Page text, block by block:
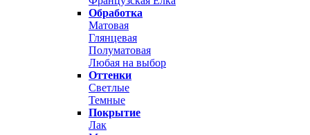
Обработка
Матовая
Глянцевая
Полуматовая
Любая на выбор
Оттенки
Светлые
Темные
Покрытие
Лак